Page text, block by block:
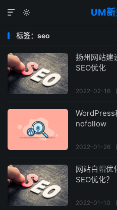
UM


标签：seo
扬州网站建
SEO优化
2022-02-16
WordPress
nofollow
2022-01-26
网站白帽优
SEO优化？
2022-01-10